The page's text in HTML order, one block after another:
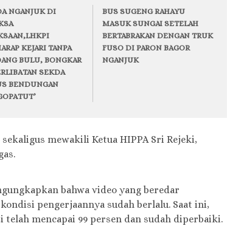
NGANJUK DI
KEJARI TANPA
BULU, BONGKAR
SEKDA
BENDUNGAN
BUS SUGENG RAHAYU
MASUK SUNGAI SETELAH
BERTABRAKAN DENGAN TRUK
FUSO DI PARON BAGOR
NGANJUK
mewakili Ketua HIPPA Sri Rejeki,
bahwa video yang beredar
pengerjaannya sudah berlalu. Saat ini,
mencapai 99 persen dan sudah diperbaiki.